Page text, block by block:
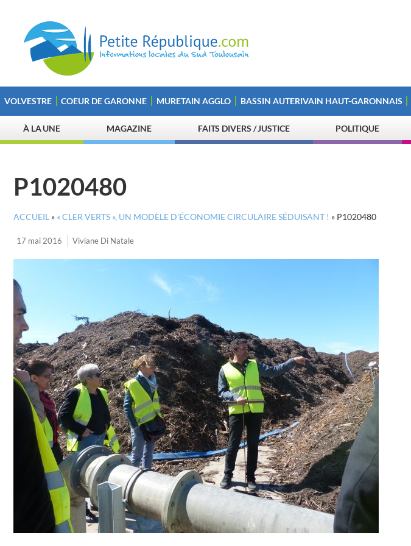
VOLVESTRE COEUR DE GARONNE MURETAIN AGGLO BASSIN AUTERIVAIN HAUT-GARONNAIS
À LA UNE MAGAZINE FAITS DIVERS / JUSTICE POLITIQUE
P1020480
ACCUEIL » « CLER VERTS », UN MODÈLE D’ÉCONOMIE CIRCULAIRE SÉDUISANT ! » P1020480
17 mai 2016 Viviane Di Natale